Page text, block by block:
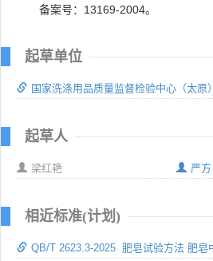
备案号：13169-2004。
起草单位
国家洗涤用品质量监督检验中心（太原）
起草人
梁红艳 严方
相近标准(计划)
QB/T 2623.3-2025 肥皂试验方法 肥皂